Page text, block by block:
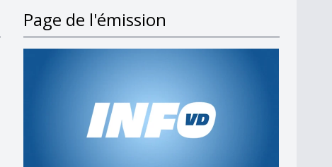
2027
Page de l'émission